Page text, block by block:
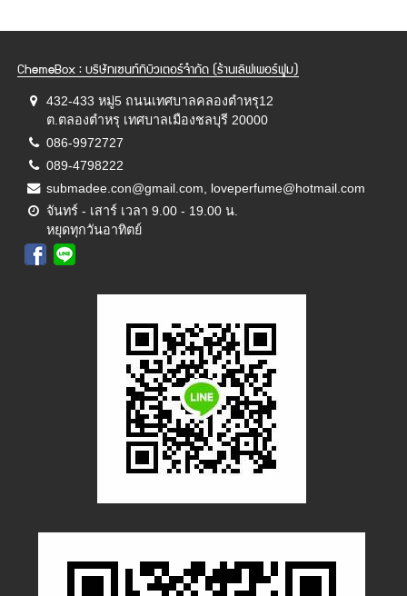
ChemeBox : บริษัทเซนท์ทิบิวเตอร์จำกัด (ร้านเลิฟเพอร์ฟูม)
432-433 หมู่5 ถนนเทศบาลคลองตำหรุ12
ต.ตลองตำหรุ เทศบาลเมืองชลบุรี 20000
086-9972727
089-4798222
submadee.con@gmail.com, loveperfume@hotmail.com
จันทร์ - เสาร์ เวลา 9.00 - 19.00 น.
หยุดทุกวันอาทิตย์